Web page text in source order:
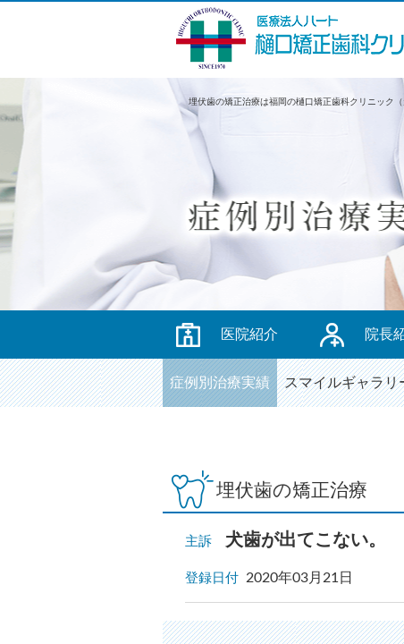
埋伏歯の矯正治療は福岡の樋口矯正歯科クリニック（
医院紹介 院長
症例別治療実績 スマイルギャラリ
埋伏歯の矯正治療
主訴 犬歯が出てこない。
登録日付 2020年03月21日